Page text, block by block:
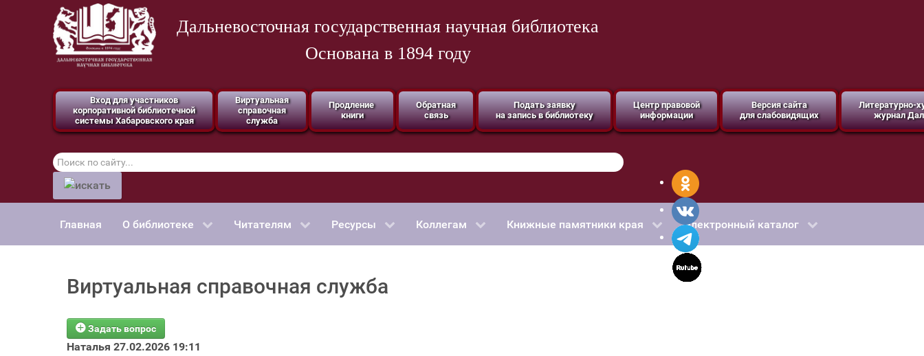
Дальневосточная государственная научная библиотека
Основана в 1894 году
Вход для участников
корпоративной библиотечной
системы Хабаровского края
Виртуальная
справочная
служба
Продление
книги
Обратная
связь
Подать заявку
на запись в библиотеку
Центр правовой
информации
Версия сайта
для слабовидящих
Литературно-
журнал
Поиск
по
сайту
Главная О библиотеке Читателям Ресурсы Коллегам Книжные памятники края Электронный каталог
Виртуальная справочная служба
Задать вопрос
Наталья 27.02.2026 19:11